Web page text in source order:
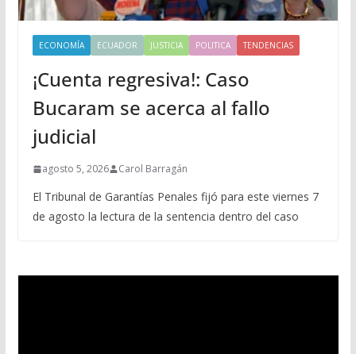
ECONOMÍA ECUADOR JUSTICIA POLITICA TENDENCIAS
¡Cuenta regresiva!: Caso
Bucaram se acerca al fallo
judicial
agosto 5, 2026 Carol Barragán
El Tribunal de Garantías Penales fijó para este viernes 7
de agosto la lectura de la sentencia dentro del caso